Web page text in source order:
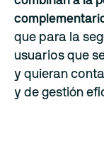
que para la
usuarios que
y quieran
y de gestión